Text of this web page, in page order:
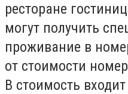
ресторане
могут получить
проживание в
от стоимости
В стоимость